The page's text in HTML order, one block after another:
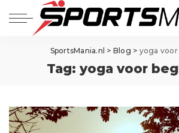
SportsMania.nl > Blog > yoga
Tag: yoga voor